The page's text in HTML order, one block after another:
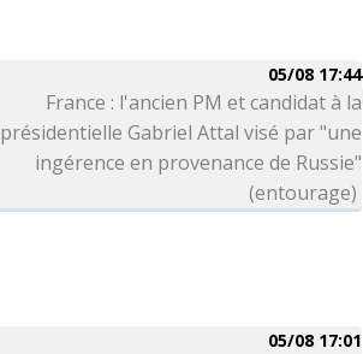
05/08 17:44
France : l'ancien PM et candidat à la
présidentielle Gabriel Attal visé par "une
ingérence en provenance de Russie"
(entourage)
05/08 17:01